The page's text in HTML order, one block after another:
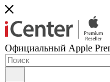
Официальный Apple